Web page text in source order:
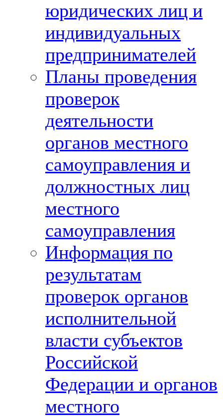
юридических лиц и
индивидуальных
предпринимателей
Планы проведения
проверок
деятельности
органов местного
самоуправления и
должностных лиц
местного
самоуправления
Информация по
результатам
проверок органов
исполнительной
власти субъектов
Российской
Федерации и органов
местного